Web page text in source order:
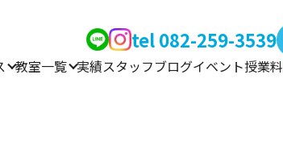
教室一覧 実績スタッフブログイベント授業料
tel 082-259-3539